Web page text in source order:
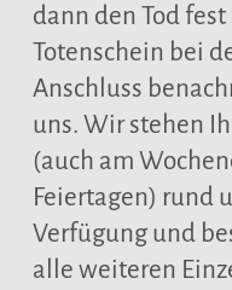
dann den Tod
Totenschein bei
Anschluss
uns. Wir stehen
(auch am
Feiertagen) rund
Verfügung und
alle weiteren